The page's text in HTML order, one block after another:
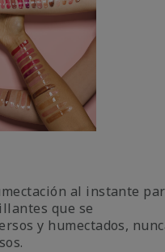
al instante
que se
y humectados,